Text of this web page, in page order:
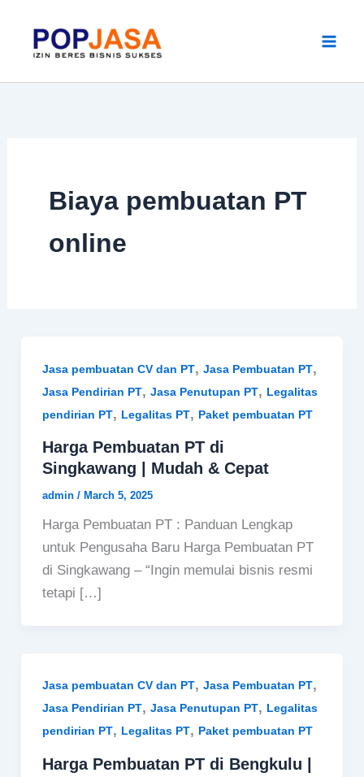
content
Biaya pembuatan PT
online
Jasa pembuatan CV dan PT, Jasa Pembuatan PT,
Jasa Pendirian PT, Jasa Penutupan PT, Legalitas
pendirian PT, Legalitas PT, Paket pembuatan PT
Harga Pembuatan PT di
Singkawang | Mudah & Cepat
admin / March 5, 2025
Harga Pembuatan PT : Panduan Lengkap
untuk Pengusaha Baru Harga Pembuatan PT
di Singkawang – “Ingin memulai bisnis resmi
tetapi […]
Jasa pembuatan CV dan PT, Jasa Pembuatan PT,
Jasa Pendirian PT, Jasa Penutupan PT, Legalitas
pendirian PT, Legalitas PT, Paket pembuatan PT
Harga Pembuatan PT di Bengkulu |